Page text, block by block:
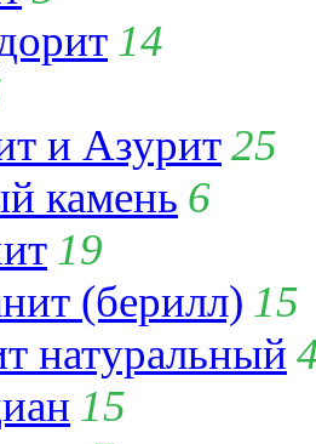
14
и Азурит25
камень 6
19
(берилл) 15
натуральный
15